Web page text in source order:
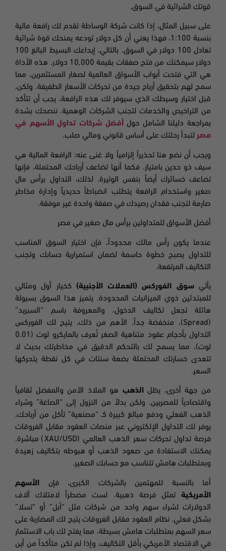
قوتك الشرائية في السوق.
على سبيل المثال، إذا كانت شركة الوساطة تقدم لك رافعة مالية
بنسبة 1:100، فهذا يعني أن كل دولار تودعه يمنحك قوة شرائية
تعادل 100 دولار في السوق. بالتالي، إيداعك البسيط البالغ 100
دولار سيمكنك من فتح صفقات بقيمة 10,000 دولار. هذه الأداة
هي التي فتحت أبواب الأسواق العالمية لصغار المستثمرين، مما
سمح لهم بتحقيق أرباح جيدة من تحركات الأسعار الطفيفة. ولكن،
قبل اختيار وسيطك الذي سيوفر لك هذه الرافعة، يجب أن تتأكد
من التراخيص والخدمات لتجنب الشركات الوهمية. ننصحك بشدة
بمراجعة دليلنا الشامل حول أفضل شركات تداول الأسهم في
مصر لتبدأ رحلتك على أساس قانوني ومالي صلب.
ويجب أن نضع هنا تحذيراً إلزامياً ولا غنى عنه: الرافعة المالية هي
سيف ذو حدين بامتياز. فكما أنها تضاعف أرباحك المحتملة، فإنها
تضاعف خسائرك أيضاً بنفس الوتيرة. لذلك، التداول برأس مال
صغير واستخدام الرافعة يتطلب انضباطاً حديدياً وإدارة مخاطر
صارمة لتجنب فقدان رصيدك في صفقة واحدة غير موفقة.
أفضل الأسواق للمتداولين برأس مال صغير في مصر
عندما يكون رأس مالك محدوداً، فإن اختيار السوق المناسب
للتداول يصبح خطوة حاسمة لضمان استمرارية حسابك وتجنب
التكاليف المرتفعة.
يأتيسوق الفوركس (العملات الأجنبية) كخيار أول ومثالي
للمبتدئين ذوي الميزانيات المحدودة. يتميز هذا السوق بسيولة
هائلة تجعل تكاليف الدخول، والمعروفة باسم “السبريد”
(Spread)، منخفضة جداً. الأهم من ذلك، يتيح لك الفوركس
التداول بأحجام عقود متناهية الصغر تُعرف بالمايكرو لوت (0.01
لوت)، مما يسمح لك بالتحكم الدقيق في مخاطرتك بحيث لا
تتعدى خسارتك المحتملة بضعة سنتات في كل نقطة يتحركها
السعر.
من جهة أخرى، يظل الذهب هو الملاذ الآمن والمفضل ثقافياً
واقتصادياً للمصريين. ولكن بدلاً من النزول إلى “الصاغة” وشراء
الذهب الفعلي ودفع مبالغ كبيرة كـ “مصنعية” تأكل من أرباحك،
يوفر لك التداول الإلكتروني عبر منصات العقود مقابل الفروقات
فرصة تداول تحركات سعر الذهب العالمي (XAU/USD) مباشرة.
يمكنك الاستفادة من صعود الذهب أو هبوطه بتكاليف زهيدة
وبمتطلبات هامش تتناسب مع حسابك الصغير.
أما بالنسبة للمهتمين بالشركات الكبرى، فإن
الأسهم
الأمريكية تمثل فرصة ذهبية. لست مضطراً لامتلاك آلاف
الدولارات لشراء سهم واحد من شركات مثل “أبل” أو “تسلا”
بشكل فعلي. نظام العقود مقابل الفروقات يتيح لك المضاربة على
سعر السهم بمتطلبات هامش بسيطة، مما يفتح لك باب الاستثمار
في الاقتصاد الأمريكي بأقل التكاليف. وإذا لم تكن متأكداً من أين